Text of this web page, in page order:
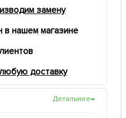
замену
в нашем магазине
доставку
Детальнее→